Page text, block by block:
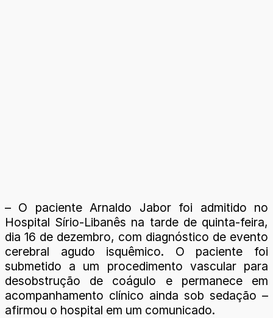
– O paciente Arnaldo Jabor foi admitido no
Hospital Sírio-Libanês na tarde de quinta-feira,
dia 16 de dezembro, com diagnóstico de evento
cerebral agudo isquêmico. O paciente foi
submetido a um procedimento vascular para
desobstrução de coágulo e permanece em
acompanhamento clínico ainda sob sedação –
afirmou o hospital em um comunicado.